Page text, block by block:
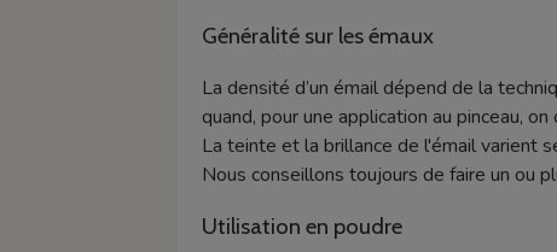
Généralité sur les émaux
La densité d’un émail dépend de la
quand, pour une application au pinceau,
La teinte et la brillance de l'émail varient
Nous conseillons toujours de faire un ou
Utilisation en poudre